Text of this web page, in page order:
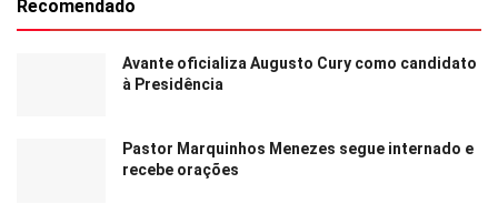
Recomendado
Avante oficializa Augusto Cury como candidato
à Presidência
Pastor Marquinhos Menezes segue internado e
recebe orações